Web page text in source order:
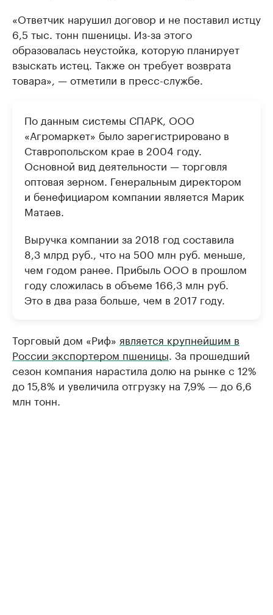
«Ответчик нарушил договор и не поставил истцу
6,5 тыс. тонн пшеницы. Из-за этого
образовалась неустойка, которую планирует
взыскать истец. Также он требует возврата
товара», — отметили в пресс-службе.
По данным системы СПАРК, ООО
«Агромаркет» было зарегистрировано в
Ставропольском крае в 2004 году.
Основной вид деятельности — торговля
оптовая зерном. Генеральным директором
и бенефициаром компании является Марик
Матаев.
Выручка компании за 2018 год составила
8,3 млрд руб., что на 500 млн руб. меньше,
чем годом ранее. Прибыль ООО в прошлом
году сложилась в объеме 166,3 млн руб.
Это в два раза больше, чем в 2017 году.
Торговый дом «Риф» является крупнейшим в
России экспортером пшеницы. За прошедший
сезон компания нарастила долю на рынке с 12%
до 15,8% и увеличила отгрузку на 7,9% — до 6,6
млн тонн.